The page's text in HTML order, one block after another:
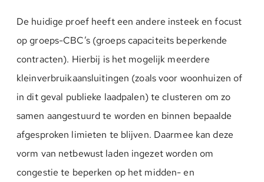
De huidige proef heeft een andere insteek en focust
op groeps-CBC’s (groeps capaciteits beperkende
contracten). Hierbij is het mogelijk meerdere
kleinverbruikaansluitingen (zoals voor woonhuizen of
in dit geval publieke laadpalen) te clusteren om zo
samen aangestuurd te worden en binnen bepaalde
afgesproken limieten te blijven. Daarmee kan deze
vorm van netbewust laden ingezet worden om
congestie te beperken op het midden- en